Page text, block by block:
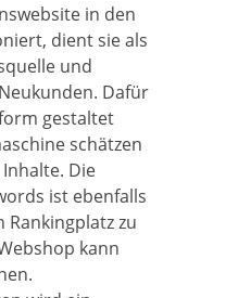
in den
dient sie als
und
Dafür
gestaltet
schätzen
Die
ist ebenfalls
zu
kann